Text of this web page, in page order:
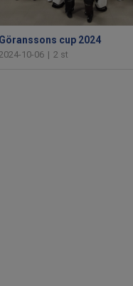
Göranssons cup 2024
10-06 | 2 st